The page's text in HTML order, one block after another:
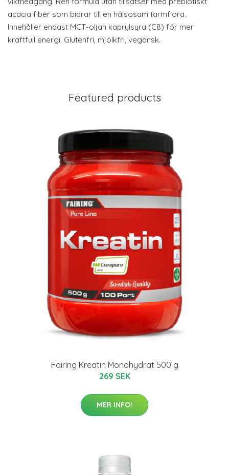
acacia fiber som bidrar till en hälsosam tarmflora.
Innehåller endast MCT-oljan kaprylsyra (C8) för mer
kraftfull energi. Glutenfri, mjölkfri, vegansk.
Featured products
Fairing Kreatin Monohydrat 500 g
269 SEK
MER INFO!